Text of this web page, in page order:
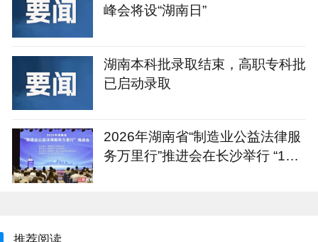
峰会将设“湖南日”
湖南本科批录取结束，高职专科批
已启动录取
2026年湖南省“制造业公益法律服
务万里行”推进会在长沙举行 “1+4